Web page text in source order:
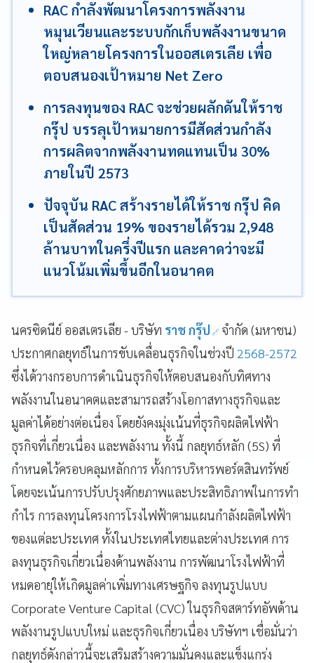
RAC กำลังพัฒนาโครงการพลังงาน
หมุนเวียนและระบบกักเก็บพลังงานขนาด
ใหญ่หลายโครงการในออสเตรเลีย เพื่อ
ตอบสนองเป้าหมาย Net Zero
การลงทุนของ RAC จะช่วยผลักดันให้ราช
กรุ๊ป บรรลุเป้าหมายการมีสัดส่วนกำลัง
การผลิตจากพลังงานทดแทนเป็น 30%
ภายในปี 2573
ปัจจุบัน RAC สร้างรายได้ให้ราช กรุ๊ป คิด
เป็นสัดส่วน 19% ของรายได้รวม 2,948
ล้านบาทในครึ่งปีแรก และคาดว่าจะมี
แนวโน้มเพิ่มขึ้นอีกในอนาคต
นครซิดนีย์ ออสเตรเลีย - บริษัท ราช กรุ๊ป จำกัด (มหาชน)
ประกาศกลยุทธ์ในการขับเคลื่อนธุรกิจในช่วงปี 2568-2572
ซึ่งได้วางกรอบการดำเนินธุรกิจให้ตอบสนองกับทิศทาง
พลังงานในอนาคตและสามารถสร้างโอกาสทางธุรกิจและ
มูลค่าได้อย่างต่อเนื่อง โดยยังคงมุ่งเน้นที่ธุรกิจผลิตไฟฟ้า
ธุรกิจที่เกี่ยวเนื่อง และพลังงาน ทั้งนี้ กลยุทธ์หลัก (5S) ที่
กำหนดไว้ครอบคลุมหลักการ ทั้งการบริหารพอร์ตสินทรัพย์
โดยจะเน้นการปรับปรุงศักยภาพและประสิทธิภาพในการทำ
กำไร การลงทุนโครงการโรงไฟฟ้าตามแผนกำลังผลิตไฟฟ้า
ของแต่ละประเทศ ทั้งในประเทศไทยและต่างประเทศ การ
ลงทุนธุรกิจเกี่ยวเนื่องด้านพลังงาน การพัฒนาโรงไฟฟ้าที่
หมดอายุให้เกิดมูลค่าเพิ่มทางเศรษฐกิจ ลงทุนรูปแบบ
Corporate Venture Capital (CVC) ในธุรกิจสตาร์ทอัพด้าน
พลังงานรูปแบบใหม่ และธุรกิจเกี่ยวเนื่อง บริษัทฯ เชื่อมั่นว่า
กลยุทธ์ดังกล่าวนี้จะเสริมสร้างความมั่นคงและแข็งแกร่ง